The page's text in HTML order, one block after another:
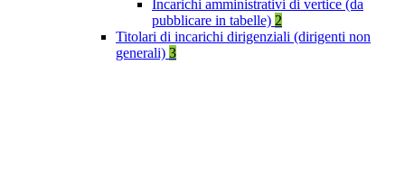
Incarichi amministrativi di vertice (da
pubblicare in tabelle) 2
Titolari di incarichi dirigenziali (dirigenti non
generali) 3